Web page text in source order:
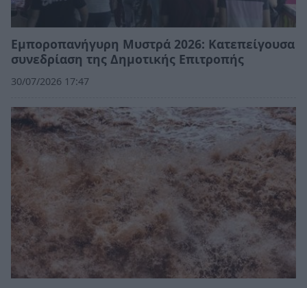
Εμποροπανήγυρη Μυστρά 2026: Κατεπείγουσα
συνεδρίαση της Δημοτικής Επιτροπής
30/07/2026 17:47